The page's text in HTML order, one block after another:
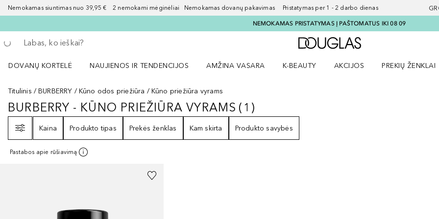
Nemokamas siuntimas nuo 39,95 € 2 nemokami mėginėliai Nemokamas dovanų pakavimas Pristatymas per 1 - 2 darbo dienas
NEMOKAMAS PRISTATYMAS Į PAŠTOMATUS IKI 08 09
Grįžk atgal
Vykdykite paiešką
Į Douglas pagrindinį
DOVANŲ KORTELĖ
NAUJIENOS IR TENDENCIJOS
AMŽINA VASARA
K-BEAUTY
AKCIJOS
PREKIŲ ŽENKLAI
Titulinis
BURBERRY Kūno odos priežiūra Kūno priežiūra vyrams
BURBERRY - KŪNO PRIEŽIŪRA VYRAMS1REZULTATAI
BURBERRY - KŪNO PRIEŽIŪRA VYRAMS ( 1 )
Kaina
Produkto tipas Prekės ženklas Kam skirta Produkto savybės
Pastabos apie rūšiavimą